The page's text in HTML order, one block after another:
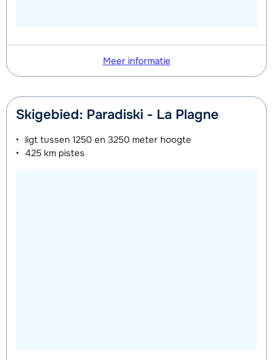
Meer informatie
Skigebied: Paradiski - La Plagne
ligt tussen 1250 en 3250 meter hoogte
425 km pistes